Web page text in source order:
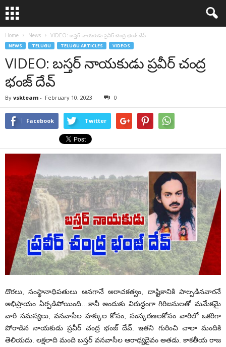
Home News VIDEO: బస్తర్ నాయకుడు ప్రవీర్ చంద్ర భంజ్ దేవ్
NEWS TELUGU TELUGU ARTICLES VIDEOS
VIDEO: బస్తర్ నాయకుడు ప్రవీర్ చంద్ర
భంజ్ దేవ్
By vskteam - February 10, 2023 0
Facebook Twitter
దొరలు, సంస్థానాధిపతులు అనగానే అరాచకత్వం, దాష్టికానికి పాల్పడినవారనే
అభిప్రాయం ఏర్పడిపోయింది…కానీ అందుకు విరుద్ధంగా గిరిజనులతో మమేకమై
వారి సమస్యలు, వనవాసీల హక్కుల కోసం, సంస్కరణలకోసం వారిలో ఒకరిగా
పోరాడిన నాయకుడు ప్రవీర్ చంద్ర భంజ్ దేవ్. ఇతని గురించి చాలా మందికి
తెలియదు. లక్షలాది మంది బస్తర్ వనవాసీల ఆరాధ్యదైవం అతడు. కాకతీయ రాజ